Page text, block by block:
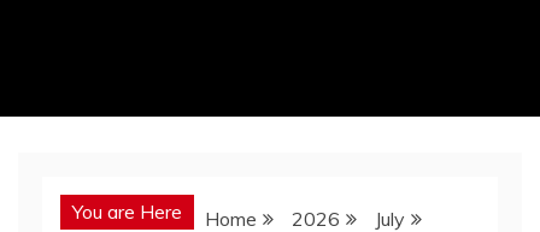
You are Here Home 2026
July